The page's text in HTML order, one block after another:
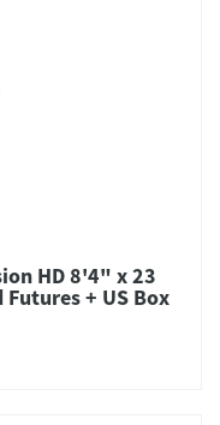
HD 8'4" x 23
+ US Box